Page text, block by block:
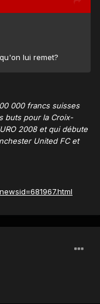
lui remet?
000 francs suisses
buts pour la Croix-
2008 et qui débute
United FC et